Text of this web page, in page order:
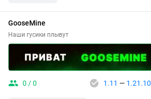
GooseMine
Наши гусики плывут
0 / 0 1.11 — 1.21.10